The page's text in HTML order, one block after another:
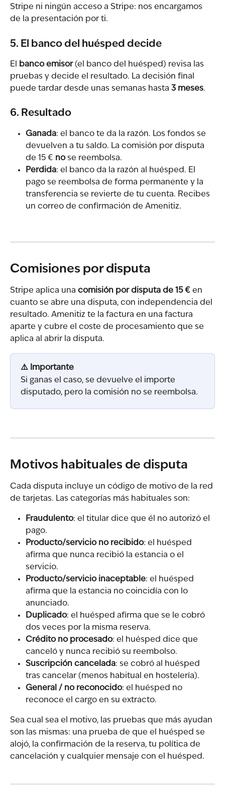
Stripe ni ningún acceso a Stripe: nos encargamos
de la presentación por ti.
5. El banco del huésped decide
El banco emisor (el banco del huésped) revisa las
pruebas y decide el resultado. La decisión final
puede tardar desde unas semanas hasta 3 meses.
6. Resultado
Ganada: el banco te da la razón. Los fondos se
devuelven a tu saldo. La comisión por disputa
de 15 € no se reembolsa.
Perdida: el banco da la razón al huésped. El
pago se reembolsa de forma permanente y la
transferencia se revierte de tu cuenta. Recibes
un correo de confirmación de Amenitiz.
Comisiones por disputa
Stripe aplica una comisión por disputa de 15 € en
cuanto se abre una disputa, con independencia del
resultado. Amenitiz te la factura en una factura
aparte y cubre el coste de procesamiento que se
aplica al abrir la disputa.
⚠️ Importante
Si ganas el caso, se devuelve el importe
disputado, pero la comisión no se reembolsa.
Motivos habituales de disputa
Cada disputa incluye un código de motivo de la red
de tarjetas. Las categorías más habituales son:
Fraudulento: el titular dice que él no autorizó el
pago.
Producto/servicio no recibido: el huésped
afirma que nunca recibió la estancia o el
servicio.
Producto/servicio inaceptable: el huésped
afirma que la estancia no coincidía con lo
anunciado.
Duplicado: el huésped afirma que se le cobró
dos veces por la misma reserva.
Crédito no procesado: el huésped dice que
canceló y nunca recibió su reembolso.
Suscripción cancelada: se cobró al huésped
tras cancelar (menos habitual en hostelería).
General / no reconocido: el huésped no
reconoce el cargo en su extracto.
Sea cual sea el motivo, las pruebas que más ayudan
son las mismas: una prueba de que el huésped se
alojó, la confirmación de la reserva, tu política de
cancelación y cualquier mensaje con el huésped.